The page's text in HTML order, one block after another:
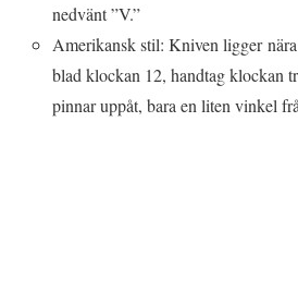
nedvänt ”V.”
Amerikansk stil: Kniven ligger
blad klockan 12, handtag klockan
pinnar uppåt, bara en liten vinkel